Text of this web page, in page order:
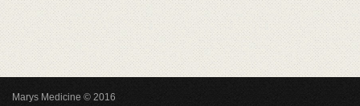
Marys Medicine © 2016